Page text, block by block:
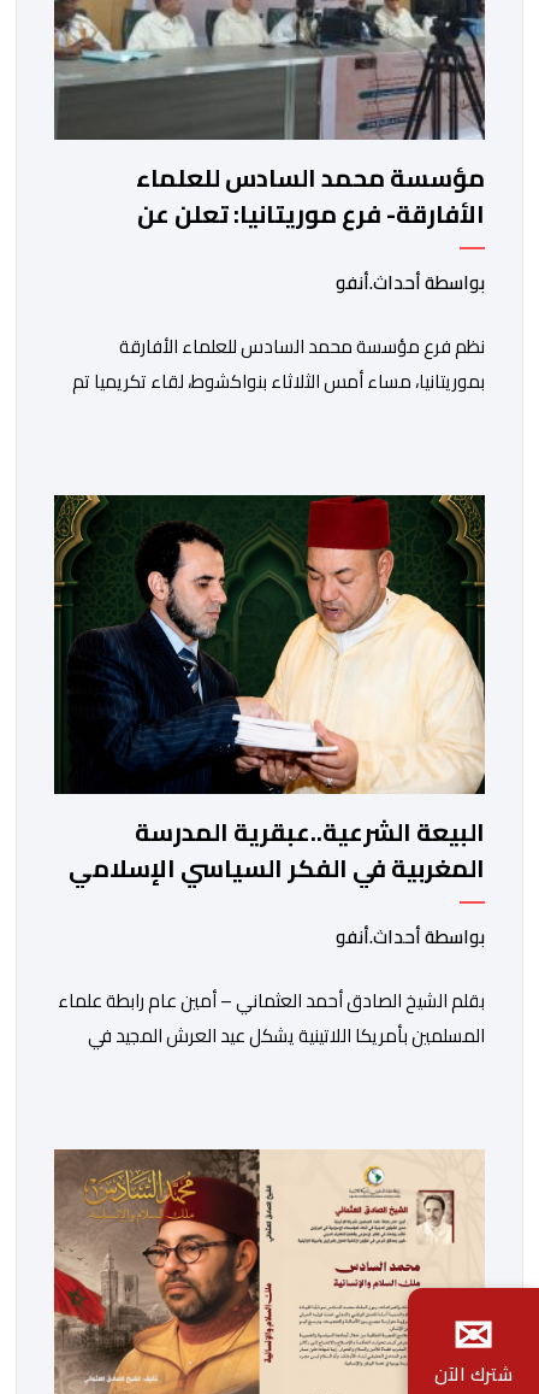
مؤسسة محمد السادس للعلماء
الأفارقة- فرع موريتانيا: تعلن عن
المتأهلين في مسابقة المخطوطات
والوثائق الإسلامية – الإفريقية
بواسطة أحداث.أنفو
نظم فرع مؤسسة محمد السادس للعلماء الأفارقة
بموريتانيا، مساء أمس الثلاثاء بنواكشوط، لقاء تكريميا تم
الإفريقية. وجرت هذه المسابقة التي بلغت دورتها الثالثة في
ثلاثة أصناف تهم الكتب المخطوطة والمصاحف المخطوطة
والوثائق. وأفاد رئيس اللجنة المشرفة على المسابقة، المختار
السعد، بأن […]
البيعة الشرعية..عبقرية المدرسة
المغربية في الفكر السياسي الإسلامي
بواسطة أحداث.أنفو
بقلم الشيخ الصادق أحمد العثماني – أمين عام رابطة علماء
المسلمين بأمريكا اللاتينية يشكل عيد العرش المجيد في
معاني الوفاء والالتحام بين العرش والشعب، ويُستحضر من
خلالها واحد من أعرق النظم السياسية في العالم الإسلامي،
وهو نظام البيعة […]
✉
شترك الآن